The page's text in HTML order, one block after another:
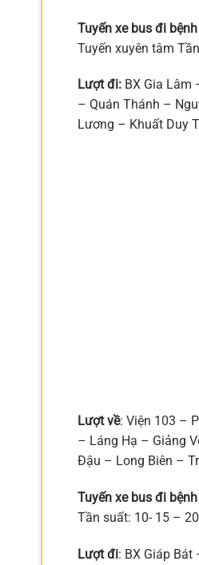
Tuyến xe bus đi
Tuyến xuyên tâm
Lượt đi: BX Gia Lâm
– Quán Thánh –
Lương – Khuất Duy
Lượt về: Viện 103 –
– Láng Hạ – Giảng
Đậu – Long Biên –
Tuyến xe bus đi
Tần suất: 10- 15 –
Lượt đi: BX Giáp